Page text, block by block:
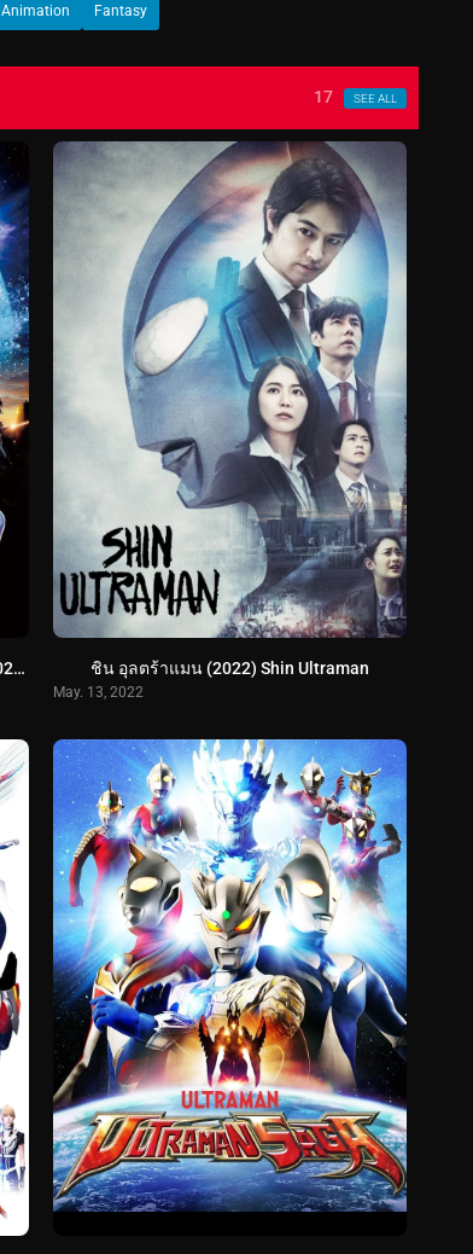
Animation Fantasy
17 SEE ALL
อุลตร้าแมนเดกเกอร์ การเดินทางสู่อนาคต (2023) Ultraman Decker Finale: Journey to Beyond ชิน อุลตร้าแมน (2022) Shin Ultraman
May. 13, 2022